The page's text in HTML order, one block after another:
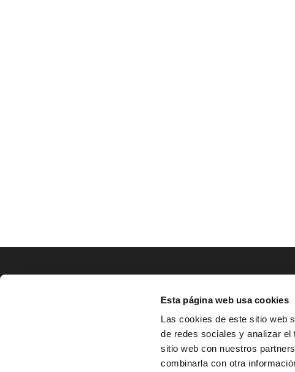
Esta página web usa cookies
Las cookies de este sitio web
de redes sociales y analizar
sitio web con nuestros
combinarla con otra
LOCALIZACIÓN
Av. Zaragoza, Nº37, 1ºB,
31500 Tudela, Navarra

